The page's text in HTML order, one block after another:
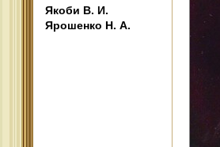
Якоби В. И.
Ярошенко Н. А.